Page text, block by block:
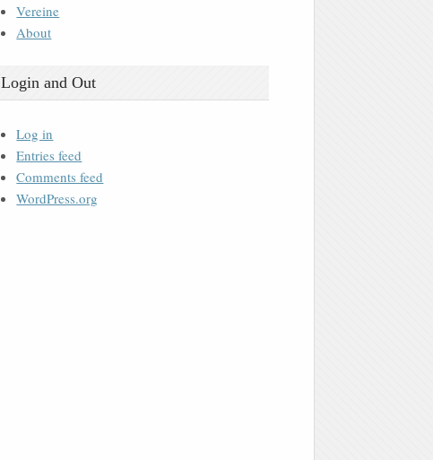
Vereine
About
Login and Out
Log in
Entries feed
Comments feed
WordPress.org